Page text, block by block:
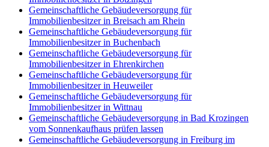
Gemeinschaftliche Gebäudeversorgung für
Immobilienbesitzer in Breisach am Rhein
Gemeinschaftliche Gebäudeversorgung für
Immobilienbesitzer in Buchenbach
Gemeinschaftliche Gebäudeversorgung für
Immobilienbesitzer in Ehrenkirchen
Gemeinschaftliche Gebäudeversorgung für
Immobilienbesitzer in Heuweiler
Gemeinschaftliche Gebäudeversorgung für
Immobilienbesitzer in Wittnau
Gemeinschaftliche Gebäudeversorgung in Bad Krozingen
vom Sonnenkaufhaus prüfen lassen
Gemeinschaftliche Gebäudeversorgung in Freiburg im